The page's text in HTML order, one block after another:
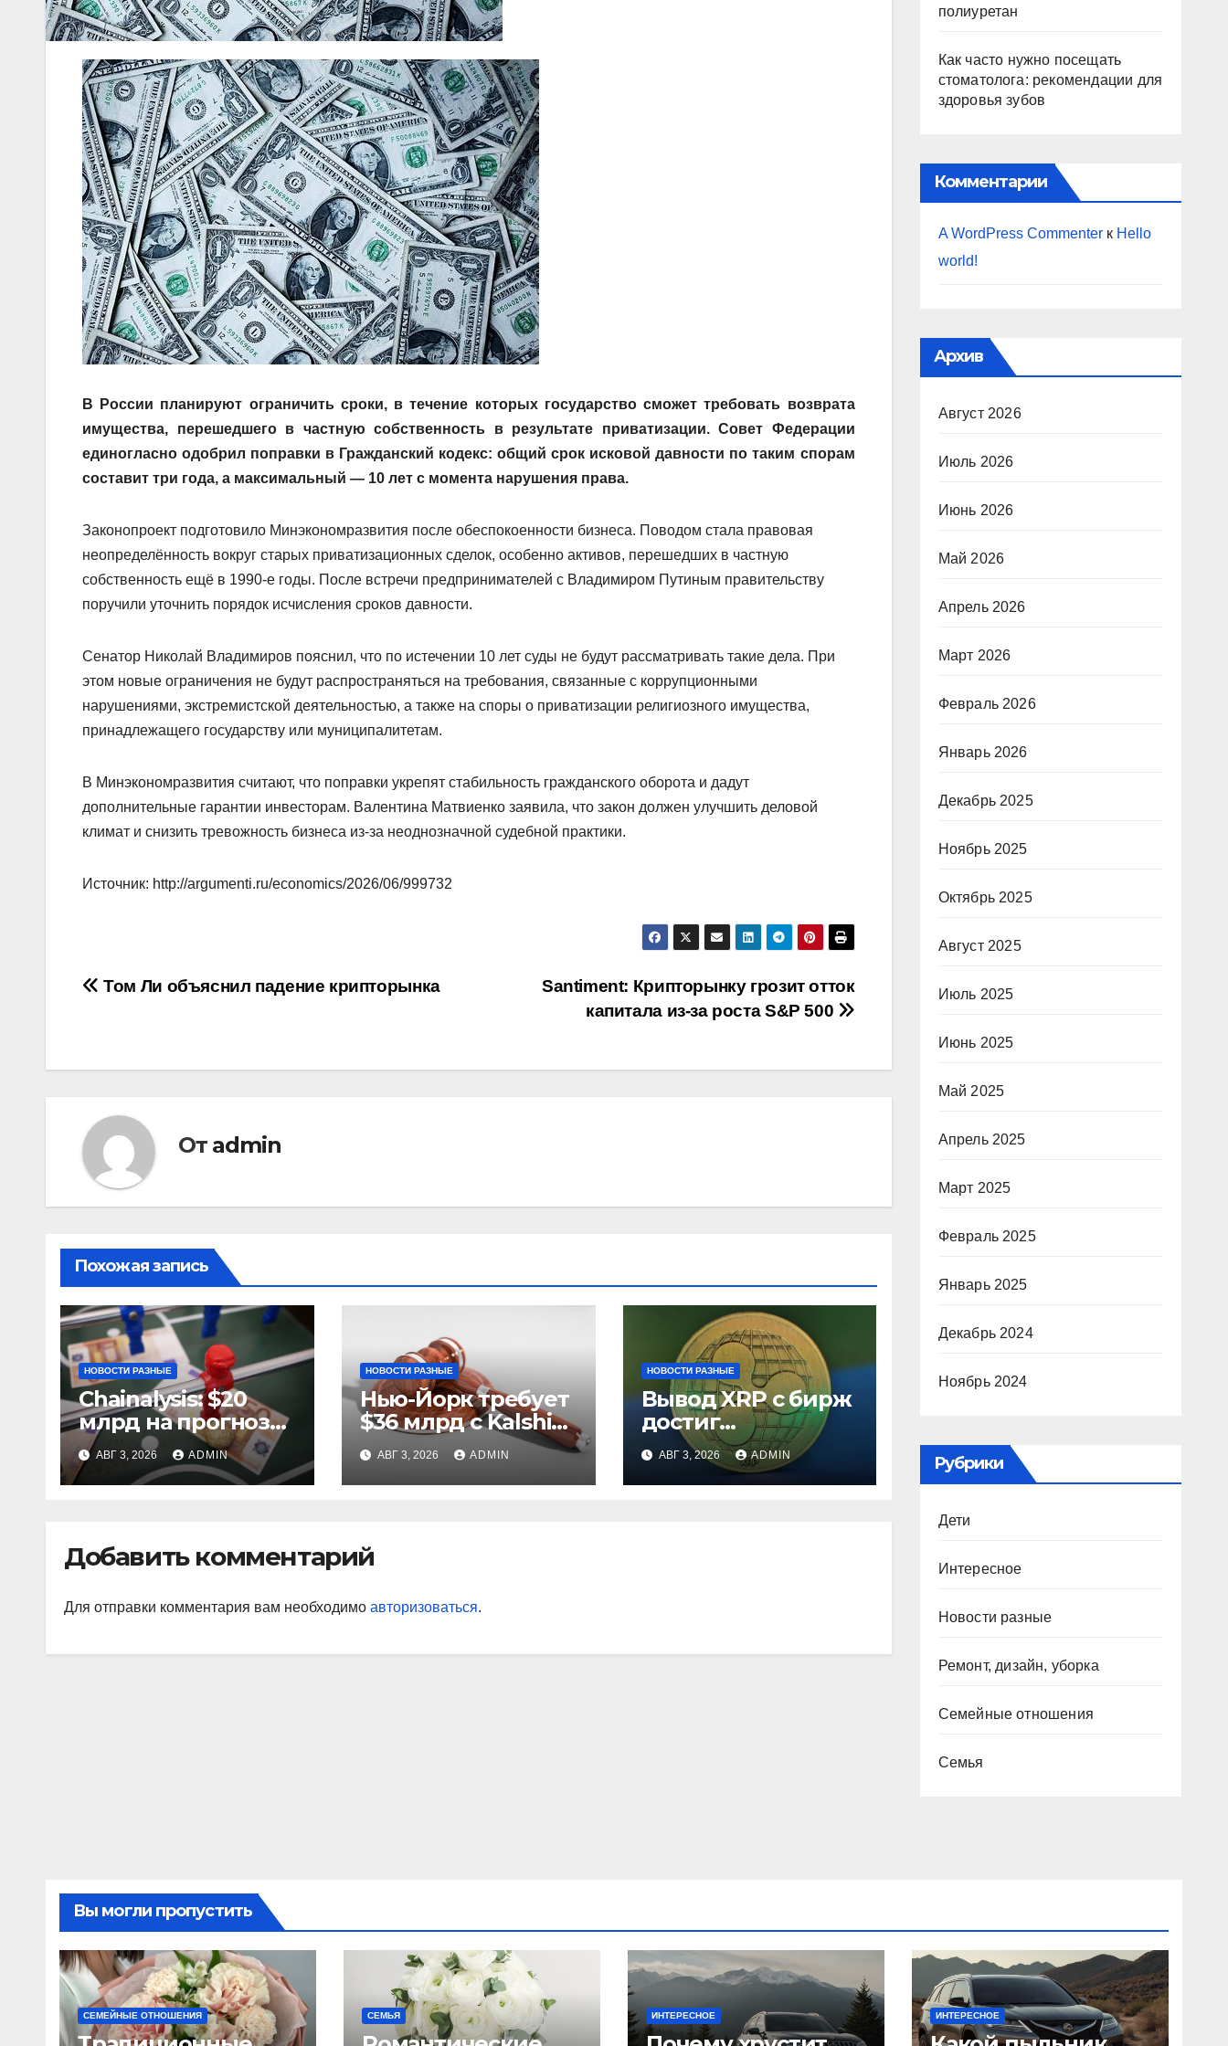
В России планируют ограничить сроки, в течение которых государство сможет требовать возврата
имущества, перешедшего в частную собственность в результате приватизации. Совет Федерации
единогласно одобрил поправки в Гражданский кодекс: общий срок исковой давности по таким спорам
составит три года, а максимальный — 10 лет с момента нарушения права.
Законопроект подготовило Минэкономразвития после обеспокоенности бизнеса. Поводом стала правовая
неопределённость вокруг старых приватизационных сделок, особенно активов, перешедших в частную
собственность ещё в 1990-е годы. После встречи предпринимателей с Владимиром Путиным правительству
поручили уточнить порядок исчисления сроков давности.
Сенатор Николай Владимиров пояснил, что по истечении 10 лет суды не будут рассматривать такие дела. При
этом новые ограничения не будут распространяться на требования, связанные с коррупционными
нарушениями, экстремистской деятельностью, а также на споры о приватизации религиозного имущества,
принадлежащего государству или муниципалитетам.
В Минэкономразвития считают, что поправки укрепят стабильность гражданского оборота и дадут
дополнительные гарантии инвесторам. Валентина Матвиенко заявила, что закон должен улучшить деловой
климат и снизить тревожность бизнеса из-за неоднозначной судебной практики.
Источник: http://argumenti.ru/economics/2026/06/999732
Навигация
записям
Santiment: Крипторынку грозит отток
капитала из-за роста S&P 500
Том Ли объяснил падение крипторынка
От admin
Похожая запись
НОВОСТИ РАЗНЫЕ
Chainalysis: $20
млрд на прогнозах
ЧМ-2022, $5,4 млн
из них незаконные
АВГ 3, 2026 ADMIN
НОВОСТИ РАЗНЫЕ
Нью-Йорк требует
$36 млрд с Kalshi
за незаконные
ставки
АВГ 3, 2026 ADMIN
НОВОСТИ РАЗНЫЕ
Вывод XRP с бирж
достиг
рекордного
максимума за 5
лет
АВГ 3, 2026 ADMIN
Добавить комментарий
Для отправки комментария вам необходимо авторизоваться.
полиуретан
Как часто нужно посещать
стоматолога: рекомендации для
здоровья зубов
Комментарии
A WordPress Commenterк Hello
world!
Архив
Август 2026
Июль 2026
Июнь 2026
Май 2026
Апрель 2026
Март 2026
Февраль 2026
Январь 2026
Декабрь 2025
Ноябрь 2025
Октябрь 2025
Август 2025
Июль 2025
Июнь 2025
Май 2025
Апрель 2025
Март 2025
Февраль 2025
Январь 2025
Декабрь 2024
Ноябрь 2024
Рубрики
Дети
Интересное
Новости разные
Ремонт, дизайн, уборка
Семейные отношения
Семья
Вы могли пропустить
СЕМЕЙНЫЕ ОТНОШЕНИЯ СЕМЬЯ ИНТЕРЕСНОЕ ИНТЕРЕСНОЕ